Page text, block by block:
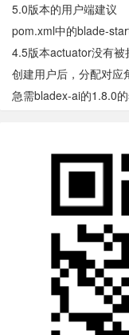
5.0版本的用户端建议
pom.xml中的blade-
4.5版本actuator没有被